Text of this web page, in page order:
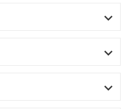


